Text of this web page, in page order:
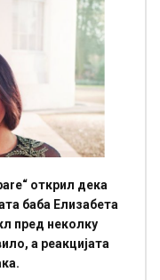
открил дека
баба Елизабета
пред неколку
а реакцијата